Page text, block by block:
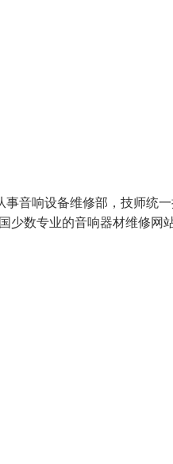
音响设备维修部，技师统
少数专业的音响器材维修网